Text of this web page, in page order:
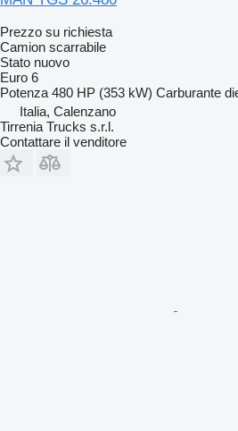
Prezzo su richiesta
Camion scarrabile
Stato nuovo
Euro 6
Potenza 480 HP (353 kW) Carburante
Italia, Calenzano
Tirrenia Trucks s.r.l.
Contattare il venditore